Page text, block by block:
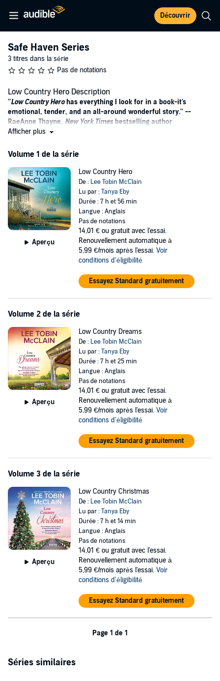
Découvrir
Safe Haven Series
3 titres dans la série
Pas de notations
Low Country Hero Description
''Low Country Herohas everything I look for in a book-it's
emotional, tender, and an all-around wonderful story.'' --
RaeAnne Thayne, New York Timesbestselling author
just around the corner…
Sunny, carefree days splashing in the ocean—it’s the life Anna
George has always wanted for her five-year-old twins. And now that
they’ve made it to Safe Haven, South Carolina, she won’t let anyone
stand in her way. Not the abusive ex she’s just escaped and not the
rugged contractor who caught her setting up house in the shuttered
beachfront cabins he’s refurbishing. When he offers Anna and her
daughters a place to stay in exchange for her help with renovations,
she’s tempted. His gentle way with her girls makes her want to trust
him, but she’s been wrong before…
O’Dwyer wants right now. But when he discovers Anna and her
girls, he recognizes kindred spirits. They’re survivors who’ve seen
the worst of people, just like he has, and he’ll do anything he can to
help them. As he and Anna spend their days bringing the cottages
back to life and their nights sharing kisses in the warm bayou
breezes, Sean must choose between the life he always wanted and
the family he can’t live without.
Safe Haven
Book 1:Low Country Hero
Book 2:Low Country Dreams
Low Country Christmas
Afficher plus
Volume 1 de la série
Aperçu
Low Country Hero
De : Lee Tobin McClain
Lu par :Tanya Eby
Durée : 7 h et 56 min
Langue : Anglais
Pas de notations
14,01 € ou gratuit avec l'essai.
Renouvellement automatique à
5,99 €/mois après l'essai. Voir
conditions d'éligibilité
Essayez Standard gratuitement
Volume 2 de la série
Aperçu
Low Country Dreams
De : Lee Tobin McClain
Lu par :Tanya Eby
Durée : 7 h et 25 min
Langue : Anglais
Pas de notations
14,01 € ou gratuit avec l'essai.
Renouvellement automatique à
5,99 €/mois après l'essai. Voir
conditions d'éligibilité
Essayez Standard gratuitement
Volume 3 de la série
Aperçu
Low Country Christmas
De : Lee Tobin McClain
Lu par :Tanya Eby
Durée : 7 h et 14 min
Langue : Anglais
Pas de notations
14,01 € ou gratuit avec l'essai.
Renouvellement automatique à
5,99 €/mois après l'essai. Voir
conditions d'éligibilité
Essayez Standard gratuitement
Page 1 de 1
Séries similaires